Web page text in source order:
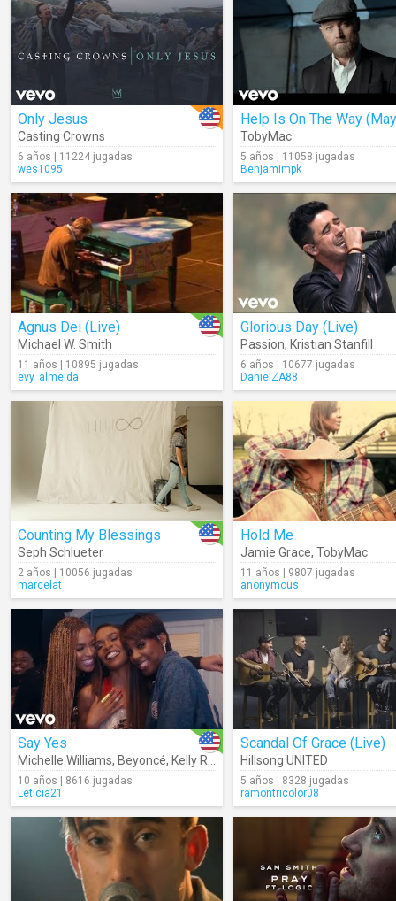
Only Jesus
Casting Crowns
6 años | 11224 jugadas
wes1095
TobyMac
5 años | 11058 jugadas
Benjamimpk
Agnus Dei (Live)
Michael W. Smith
11 años | 10895 jugadas
evy_almeida
Glorious Day (Live)
Passion, Kristian Stanfill
6 años | 10677 jugadas
DanielZA88
Counting My Blessings
Seph Schlueter
2 años | 10056 jugadas
marcelat
Hold Me
Jamie Grace, TobyMac
11 años | 9807 jugadas
anonymous
Say Yes
Michelle Williams, Beyoncé, Kelly Rowland
10 años | 8616 jugadas
Leticia21
Scandal Of Grace (Live)
Hillsong UNITED
5 años | 8328 jugadas
ramontricolor08